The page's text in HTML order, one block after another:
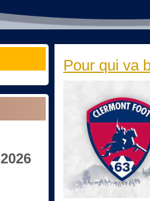
2026
Pour qui va